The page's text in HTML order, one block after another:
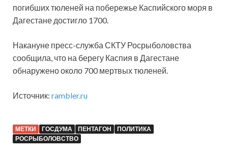
погибших тюленей на побережье Каспийского моря в
Дагестане достигло 1700.
Накануне пресс-служба СКТУ Росрыболовства
сообщила, что на берегу Каспия в Дагестане
обнаружено около 700 мертвых тюленей.
Источник: rambler.ru
МЕТКИ ГОСДУМА ПЕНТАГОН
ПОЛИТИКА
РОСРЫБОЛОВСТВО